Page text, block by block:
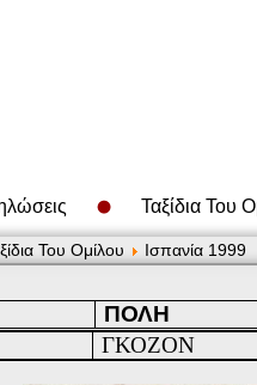
Ταξίδια Του
Του Ομίλου
Ισπανία 1999
ΠΟΛΗ
ΓΚΟΖΟΝ